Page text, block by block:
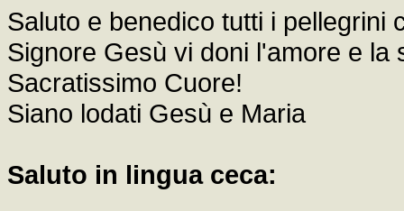
Saluto e benedico tutti i pellegrini
Signore Gesù vi doni l'amore e
Sacratissimo Cuore!
Siano lodati Gesù e Maria
Saluto in lingua ceca: